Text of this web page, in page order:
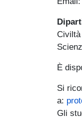
Civiltà
È
Si
a:
Gli